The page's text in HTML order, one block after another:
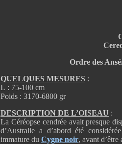
Ordre des
QUELQUES MESURES :
L : 75-100 cm
Poids : 3170-6800 gr
DESCRIPTION DE L’OISEAU :
La Céréopse cendrée avait presque
d’Australie a d’abord été
immature du Cygne noir, avant